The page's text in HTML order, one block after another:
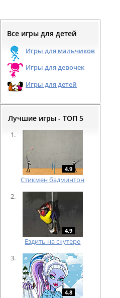
Все игры для детей
Игры для мальчиков
Игры для девочек
Игры для детей
Лучшие игры - ТОП 5
4.9
Cтикмен бадминтон
4.9
Ездить на скутере
4.8